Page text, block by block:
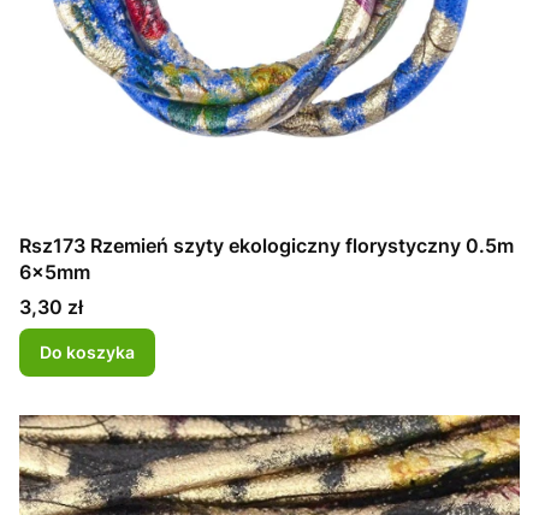
Rsz173 Rzemień szyty ekologiczny florystyczny 0.5m
6x5mm
Cena
3,30 zł
Do koszyka